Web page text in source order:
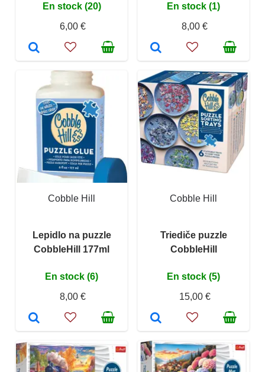
En stock (20)
6,00 €
En stock (1)
8,00 €
Cobble Hill
Lepidlo na puzzle
CobbleHill 177ml
En stock (6)
8,00 €
Cobble Hill
Triediče puzzle
CobbleHill
En stock (5)
15,00 €